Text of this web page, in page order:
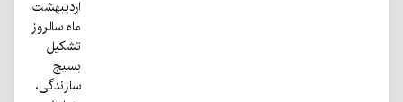
اردیبهشت
ماه سالروز
تشکیل
بسیج
سازندگی،